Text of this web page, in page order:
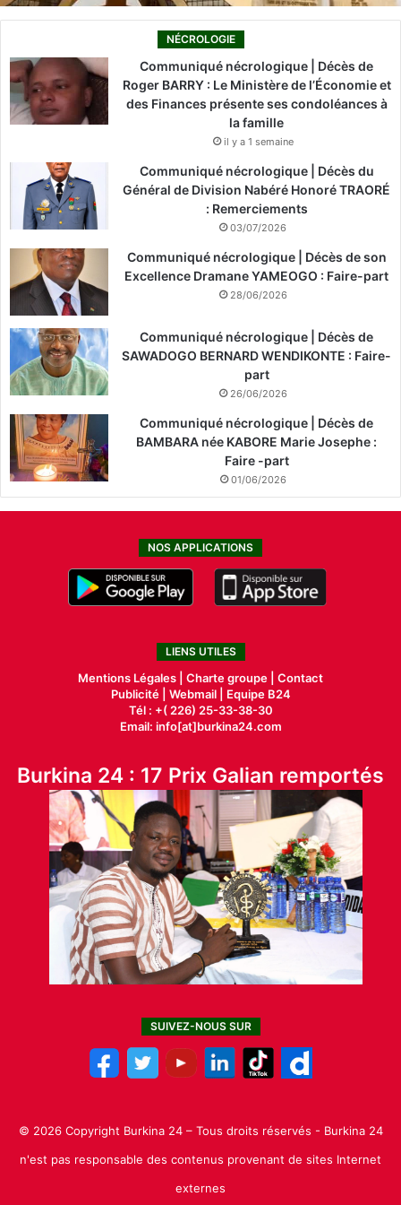
NÉCROLOGIE
Communiqué nécrologique | Décès de
Roger BARRY : Le Ministère de l’Économie et
des Finances présente ses condoléances à
la famille
il y a 1 semaine
Communiqué nécrologique | Décès du
Général de Division Nabéré Honoré TRAORÉ
: Remerciements
03/07/2026
Communiqué nécrologique | Décès de son
Excellence Dramane YAMEOGO : Faire-part
28/06/2026
Communiqué nécrologique | Décès de
SAWADOGO BERNARD WENDIKONTE : Faire-
part
26/06/2026
Communiqué nécrologique | Décès de
BAMBARA née KABORE Marie Josephe :
Faire -part
01/06/2026
NOS APPLICATIONS
LIENS UTILES
Mentions Légales | Charte groupe | Contact
Publicité| Webmail |
Equipe B24
Tél : +( 226) 25-33-38-30
Email: info[at]burkina24.com
Burkina 24 : 17 Prix Galian remportés
SUIVEZ-NOUS SUR
© 2026 Copyright Burkina 24 – Tous droits réservés - Burkina 24
n'est pas responsable des contenus provenant de sites Internet
externes